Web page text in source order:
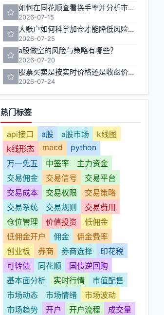
如何在同花顺查看换手率并分析市场流动性
2026-07-15
大账户如何科学加仓才能降低风险提高收益
2026-07-25
a股做空的风险与策略有哪些？
2026-07-20
股票买卖是按实时价格还是收盘价成交
2026-07-24
热门标签
api接口 a股 a股市场
k线图
k线形态
macd
python
万一免五
中签率
主力资金
交易佣金
交易信号
交易平台
交易成本
交易权限
交易策略
交易系统
交易规则
交易费用
仓位管理
价值投资
低佣金
低佣金开户
佣金
佣金费率
创业板
券商 券商选择
印花税
可转债
同花顺
国债逆回购
基本面分析
实时行情
市值配售
市场动态
市场情绪
市场波动
市场趋势
开户 开户流程
成交量